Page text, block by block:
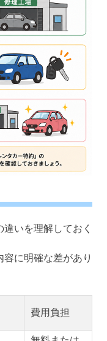
いを理解しておく
に明確な差があり
費用負担